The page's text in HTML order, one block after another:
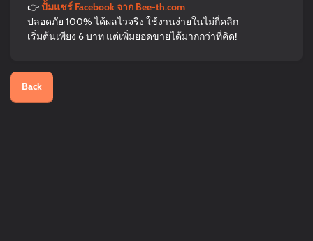
👉ปั้มแชร์ Facebook จาก Bee-th.com
ปลอดภัย 100% ได้ผลไวจริง ใช้งานง่ายในไม่กี่คลิก
เริ่มต้นเพียง 6 บาท แต่เพิ่มยอดขายได้มากกว่าที่คิด!
Back